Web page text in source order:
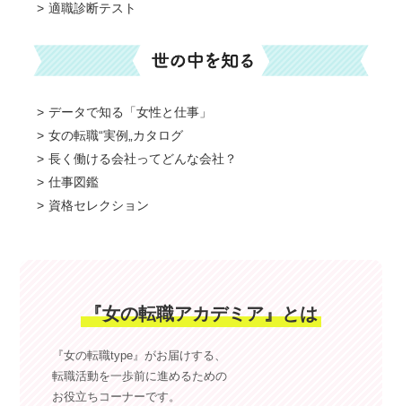
適職診断テスト
データで知る「女性と仕事」
女の転職“実例„カタログ
長く働ける会社ってどんな会社？
仕事図鑑
資格セレクション
『女の転職アカデミア』とは
『女の転職type』がお届けする、
転職活動を一歩前に進めるための
お役立ちコーナーです。